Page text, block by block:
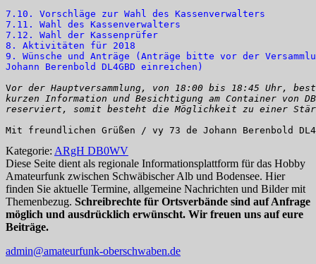
7.10. Vorschläge zur Wahl des Kassenverwalters
7.11. Wahl des Kassenverwalters
7.12. Wahl der Kassenprüfer
8. Aktivitäten für 2018
9. Wünsche und Anträge (Anträge bitte vor der
Vor der Hauptversammlung, von 18:00 bis 18:45 Uhr,
kurzen Information und Besichtigung am Container von
Mit freundlichen Grüßen / vy 73 de Johann Berenbold
Kategorie: ARgH DB0WV
Diese Seite dient als regionale Informationsplattform für das Hobby
Amateurfunk zwischen Schwäbischer Alb und Bodensee. Hier
finden Sie aktuelle Termine, allgemeine Nachrichten und Bilder mit
Themenbezug. Schreibrechte für Ortsverbände sind auf Anfrage
möglich und ausdrücklich erwünscht. Wir freuen uns auf eure
Beiträge.
admin@amateurfunk-oberschwaben.de